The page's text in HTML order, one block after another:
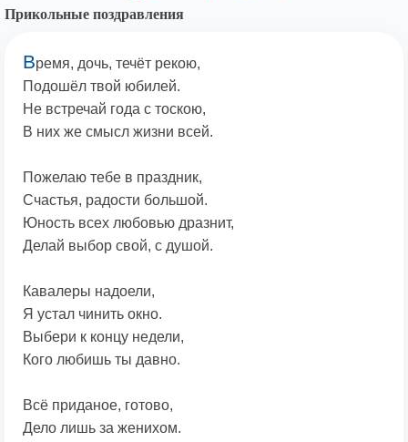
Прикольные поздравления
Время, дочь, течёт рекою,
Подошёл твой юбилей.
Не встречай года с тоскою,
В них же смысл жизни всей.
Пожелаю тебе в праздник,
Счастья, радости большой.
Юность всех любовью дразнит,
Делай выбор свой, с душой.
Кавалеры надоели,
Я устал чинить окно.
Выбери к концу недели,
Кого любишь ты давно.
Всё приданое, готово,
Дело лишь за женихом.